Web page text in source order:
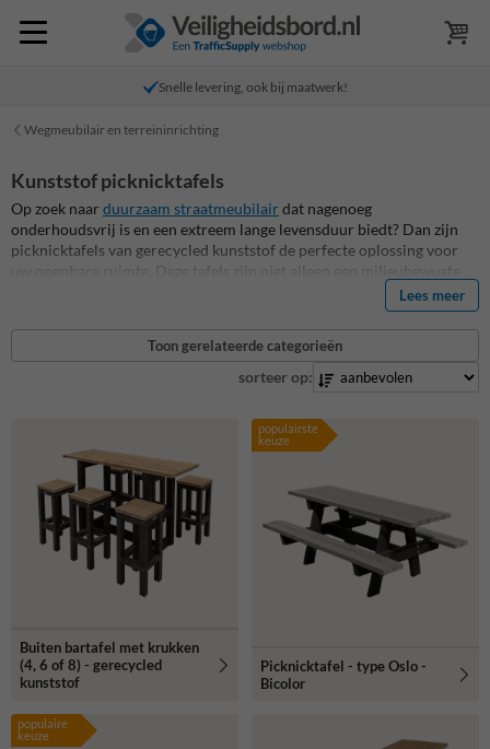
Snelle levering, ook bij maatwerk!
Wegmeubilair en terreininrichting
Kunststof picknicktafels
Op zoek naar duurzaam straatmeubilair dat nagenoeg
onderhoudsvrij is en een extreem lange levensduur biedt? Dan zijn
picknicktafels van gerecycled kunststof de perfecte oplossing voor
uw openbare ruimte. Deze tafels zijn niet alleen een milieubewuste
keuze, maar bieden ook een stijlvolle en praktische oplossing voor
openbare ruimtes, parken en tuinen. Onze picknicktafels van
gerecycled kunststof zijn bestand tegen de elementen, vereisen
minimaal onderhoud en hebben een lange levensduur. Bovendien
dragen ze bij aan een circulaire economie door afval een nieuw leven
assortiment aan picknicktafels van hoogwaardig gerecycled
kunststof, die de buitenruimte op een duurzame manier verfraaien.
Lees meer
Toon gerelateerde categorieën
sorteer op:
Buiten bartafel met krukken
(4, 6 of 8) - gerecycled
kunststof
populairste
keuze
Picknicktafel - type Oslo -
Bicolor
populaire
keuze